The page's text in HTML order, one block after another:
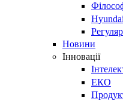
Новини
Інновації
ЕКО